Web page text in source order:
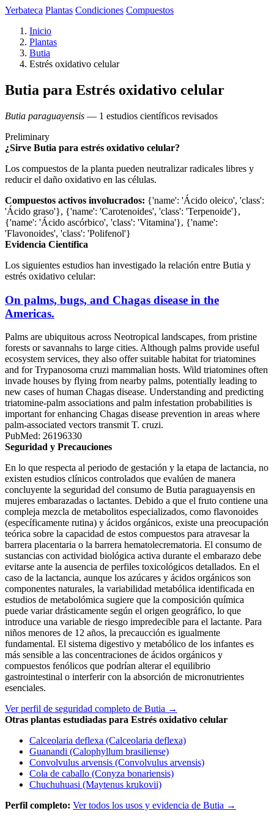
Yerbateca Plantas Condiciones Compuestos
Inicio
Plantas
Butia
Estrés oxidativo celular
Butia para Estrés oxidativo celular
Butia paraguayensis — 1 estudios científicos revisados
Preliminary
¿Sirve Butia para estrés oxidativo celular?
Los compuestos de la planta pueden neutralizar radicales libres y
reducir el daño oxidativo en las células.
Compuestos activos involucrados: {'name': 'Ácido oleico', 'class':
'Ácido graso'}, {'name': 'Carotenoides', 'class': 'Terpenoide'},
{'name': 'Ácido ascórbico', 'class': 'Vitamina'}, {'name':
'Flavonoides', 'class': 'Polifenol'}
Evidencia Científica
Los siguientes estudios han investigado la relación entre Butia y
estrés oxidativo celular:
On palms, bugs, and Chagas disease in the
Americas.
Palms are ubiquitous across Neotropical landscapes, from pristine
forests or savannahs to large cities. Although palms provide useful
ecosystem services, they also offer suitable habitat for triatomines
and for Trypanosoma cruzi mammalian hosts. Wild triatomines often
invade houses by flying from nearby palms, potentially leading to
new cases of human Chagas disease. Understanding and predicting
triatomine-palm associations and palm infestation probabilities is
important for enhancing Chagas disease prevention in areas where
palm-associated vectors transmit T. cruzi.
PubMed: 26196330
Seguridad y Precauciones
En lo que respecta al periodo de gestación y la etapa de lactancia, no
existen estudios clínicos controlados que evalúen de manera
concluyente la seguridad del consumo de Butia paraguayensis en
mujeres embarazadas o lactantes. Debido a que el fruto contiene una
compleja mezcla de metabolitos especializados, como flavonoides
(específicamente rutina) y ácidos orgánicos, existe una preocupación
teórica sobre la capacidad de estos compuestos para atravesar la
barrera placentaria o la barrera hematolecrematoria. El consumo de
sustancias con actividad biológica activa durante el embarazo debe
evitarse ante la ausencia de perfiles toxicológicos detallados. En el
caso de la lactancia, aunque los azúcares y ácidos orgánicos son
componentes naturales, la variabilidad metabólica identificada en
estudios de metabolómica sugiere que la composición química
puede variar drásticamente según el origen geográfico, lo que
introduce una variable de riesgo impredecible para el lactante. Para
niños menores de 12 años, la precaucción es igualmente
fundamental. El sistema digestivo y metabólico de los infantes es
más sensible a las concentraciones de ácidos orgánicos y
compuestos fenólicos que podrían alterar el equilibrio
gastrointestinal o interferir con la absorción de micronutrientes
esenciales.
Ver perfil de seguridad completo de Butia →
Otras plantas estudiadas para Estrés oxidativo celular
Calceolaria deflexa (Calceolaria deflexa)
Guanandi (Calophyllum brasiliense)
Convolvulus arvensis (Convolvulus arvensis)
Cola de caballo (Conyza bonariensis)
Chuchuhuasi (Maytenus krukovii)
Perfil completo: Ver todos los usos y evidencia de Butia →